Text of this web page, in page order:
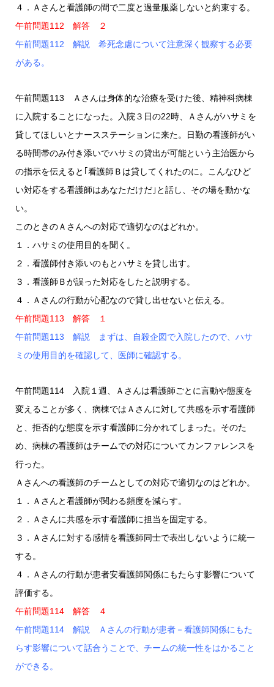
４．Ａさんと看護師の間で二度と過量服薬しないと約束する。
午前問題112 解答 ２
午前問題112 解説 希死念慮について注意深く観察する必要
がある。
午前問題113 Ａさんは身体的な治療を受けた後、精神科病棟
に入院することになった。入院３日の22時、Ａさんがハサミを
貸してほしいとナースステーションに来た。日勤の看護師がい
る時間帯のみ付き添いでハサミの貸出が可能という主治医から
の指示を伝えると｢看護師Ｂは貸してくれたのに。こんなひど
い対応をする看護師はあなただけだ｣と話し、その場を動かな
い。
このときのＡさんへの対応で適切なのはどれか。
１．ハサミの使用目的を聞く。
２．看護師付き添いのもとハサミを貸し出す。
３．看護師Ｂが誤った対応をしたと説明する。
４．Ａさんの行動が心配なので貸し出せないと伝える。
午前問題113 解答 １
午前問題113 解説 まずは、自殺企図で入院したので、ハサ
ミの使用目的を確認して、医師に確認する。
午前問題114 入院１週、Ａさんは看護師ごとに言動や態度を
変えることが多く、病棟ではＡさんに対して共感を示す看護師
と、拒否的な態度を示す看護師に分かれてしまった。そのた
め、病棟の看護師はチームでの対応についてカンファレンスを
行った。
Ａさんへの看護師のチームとしての対応で適切なのはどれか。
１．Ａさんと看護師が関わる頻度を減らす。
２．Ａさんに共感を示す看護師に担当を固定する。
３．Ａさんに対する感情を看護師同士で表出しないように統一
する。
４．Ａさんの行動が患者安看護師関係にもたらす影響について
評価する。
午前問題114 解答 ４
午前問題114 解説 Ａさんの行動が患者－看護師関係にもた
らす影響について話合うことで、チームの統一性をはかること
ができる。